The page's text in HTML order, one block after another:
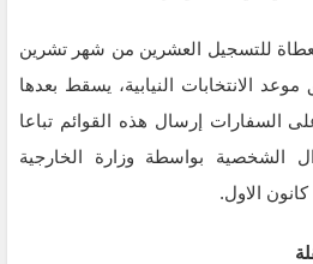
للتسجيل العشرين من شهر تشرين
الانتخابات النيابية، يسقط بعدها
السفارات إرسال هذه القوائم تباعا
الشخصية بواسطة وزارة الخارجية
الاول.